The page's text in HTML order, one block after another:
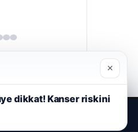
×
dikkat! Kanser riskini